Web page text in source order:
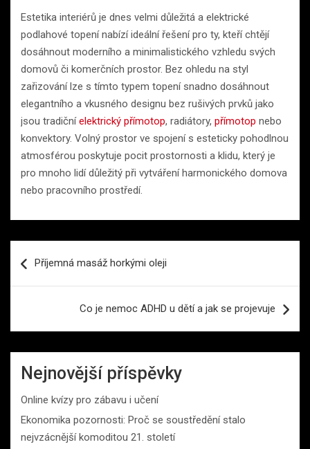
Estetika interiérů je dnes velmi důležitá a elektrické
podlahové topení nabízí ideální řešení pro ty, kteří chtějí
dosáhnout moderního a minimalistického vzhledu svých
domovů či komerčních prostor. Bez ohledu na styl
zařizování lze s tímto typem topení snadno dosáhnout
elegantního a vkusného designu bez rušivých prvků jako
jsou tradičníelektrický přímotop, radiátory, přímotop nebo
konvektory. Volný prostor ve spojení s esteticky pohodlnou
atmosférou poskytuje pocit prostornosti a klidu, který je
pro mnoho lidí důležitý při vytváření harmonického domova
nebo pracovního prostředí.
proPříjemná masáž horkými oleji
Co je nemoc ADHD u dětí a jak se projevuje
Nejnovější příspěvky
Online kvízy pro zábavu i učení
Ekonomika pozornosti: Proč se soustředění stalo
nejvzácnější komoditou 21. století